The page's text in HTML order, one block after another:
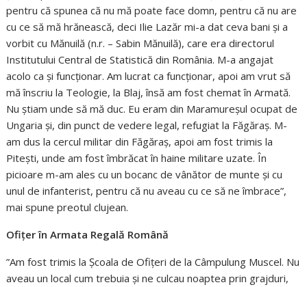
pentru că spunea că nu mă poate face domn, pentru că nu are
cu ce să mă hrănească, deci Ilie Lazăr mi-a dat ceva bani și a
vorbit cu Mănuilă (n.r. – Sabin Mănuilă), care era directorul
Institutului Central de Statistică din România. M-a angajat
acolo ca și funcționar. Am lucrat ca funcționar, apoi am vrut să
mă înscriu la Teologie, la Blaj, însă am fost chemat în Armată.
Nu știam unde să mă duc. Eu eram din Maramureșul ocupat de
Ungaria și, din punct de vedere legal, refugiat la Făgăraș. M-
am dus la cercul militar din Făgăraș, apoi am fost trimis la
Pitești, unde am fost îmbrăcat în haine militare uzate. În
picioare m-am ales cu un bocanc de vânător de munte și cu
unul de infanterist, pentru că nu aveau cu ce să ne îmbrace”,
mai spune preotul clujean.
Ofițer în Armata Regală Română
”Am fost trimis la Școala de Ofițeri de la Câmpulung Muscel. Nu
aveau un local cum trebuia și ne culcau noaptea prin grajduri,